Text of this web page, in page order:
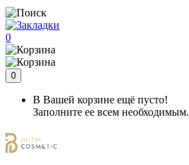
0
0
В Вашей корзине ещё пусто!
Заполните ее всем необходимым.